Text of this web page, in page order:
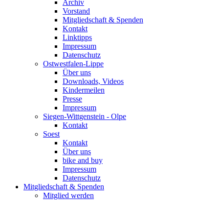
Archiv
Vorstand
Mitgliedschaft & Spenden
Kontakt
Linktipps
Impressum
Datenschutz
Ostwestfalen-Lippe
Über uns
Downloads, Videos
Kindermeilen
Presse
Impressum
Siegen-Wittgenstein - Olpe
Kontakt
Soest
Kontakt
Über uns
bike and buy
Impressum
Datenschutz
Mitgliedschaft & Spenden
Mitglied werden